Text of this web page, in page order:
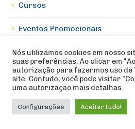
Cursos
Eventos Promocionais
Homenagem
Informes
Institucional
Nós utilizamos cookies em nosso
suas preferências. Ao clicar em
autorização para fazermos uso de
site. Contudo, você pode visitar
uma autorização mais detalhas.
Configurações Aceitar tudo!